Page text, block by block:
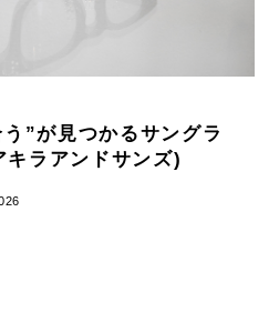
”が見つかるサングラ
ラアンドサンズ)